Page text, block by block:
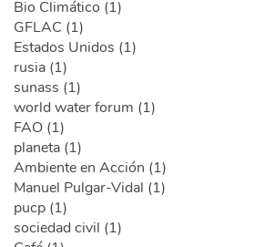
Bio Climático (1)
GFLAC (1)
Estados Unidos (1)
rusia (1)
sunass (1)
world water forum (1)
FAO (1)
planeta (1)
Ambiente en Acción (1)
Manuel Pulgar-Vidal (1)
pucp (1)
sociedad civil (1)